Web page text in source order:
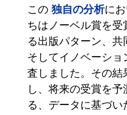
この 独自の分析に
ちはノーベル賞を
る出版パターン、共
そしてイノベーシ
査しました。その
し、将来の受賞を
る、データに基づ